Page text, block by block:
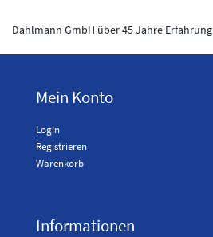
Dahlmann GmbH über 45 Jahre Erfahrung
Mein Konto
Login
Registrieren
Warenkorb
Informationen